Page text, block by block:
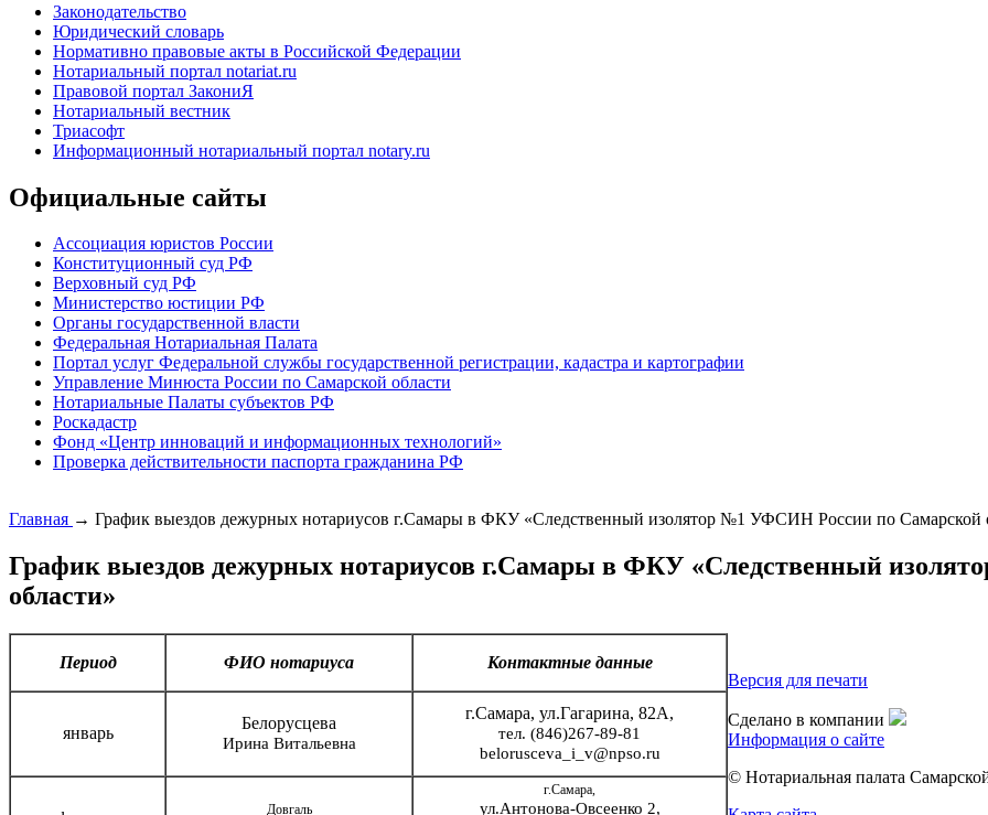
Законодательство
Юридический словарь
Нормативно правовые акты в Российской Федерации
Нотариальный портал notariat.ru
Правовой портал ЗакониЯ
Нотариальный вестник
Триасофт
Информационный нотариальный портал notary.ru
Официальные сайты
Ассоциация юристов России
Конституционный суд РФ
Верховный суд РФ
Министерство юстиции РФ
Органы государственной власти
Федеральная Нотариальная Палата
Портал услуг Федеральной службы государственной регистрации, кадастра и картографии
Управление Минюста России по Самарской области
Нотариальные Палаты субъектов РФ
Роскадастр
Фонд «Центр инноваций и информационных технологий»
Проверка действительности паспорта гражданина РФ
Главная → График выездов дежурных нотариусов г.Самары в ФКУ «Следственный изолятор №1 УФСИН России по Самарской
График выездов дежурных нотариусов г.Самары в ФКУ «Следственный
области»
Период ФИО нотариуса Контактные данные
январь
Белорусцева
Ирина Витальевна
г.Самара, ул.Гагарина, 82A,
тел. (846)267-89-81
belorusceva_i_v@npso.ru
Довгаль
г.Самара,
ул.Антонова-Овсеенко 2,
Версия для печати
Сделано в компании
Информация о сайте
© Нотариальная палата